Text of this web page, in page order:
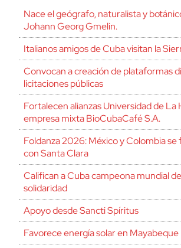
Nace el geógrafo, naturalista y
Johann Georg Gmelin.
Italianos amigos de Cuba visitan la
Convocan a creación de plataformas
licitaciones públicas
Fortalecen alianzas Universidad de La
empresa mixta BioCubaCafé S.A.
Foldanza 2026: México y Colombia se
con Santa Clara
Califican a Cuba campeona mundial
solidaridad
Apoyo desde Sancti Spíritus
Favorece energía solar en Mayabeque